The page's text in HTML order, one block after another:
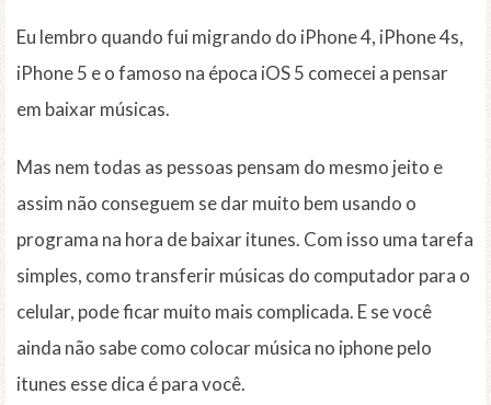
Eu lembro quando fui migrando do iPhone 4, iPhone 4s,
iPhone 5 e o famoso na época iOS 5 comecei a pensar
em baixar músicas.
Mas nem todas as pessoas pensam do mesmo jeito e
assim não conseguem se dar muito bem usando o
programa na hora de baixar itunes. Com isso uma tarefa
simples, como transferir músicas do computador para o
celular, pode ficar muito mais complicada. E se você
ainda não sabe como colocar música no iphone pelo
itunes esse dica é para você.